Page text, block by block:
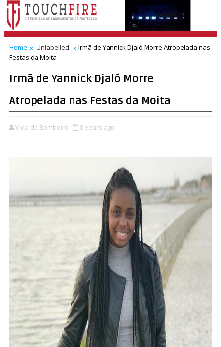
Home Unlabelled
Irmã de Yannick Djaló Morre Atropelada nas
Festas da Moita
Irmã de Yannick Djaló Morre
Atropelada nas Festas da Moita
Vida de Bombeiro 8 years ago